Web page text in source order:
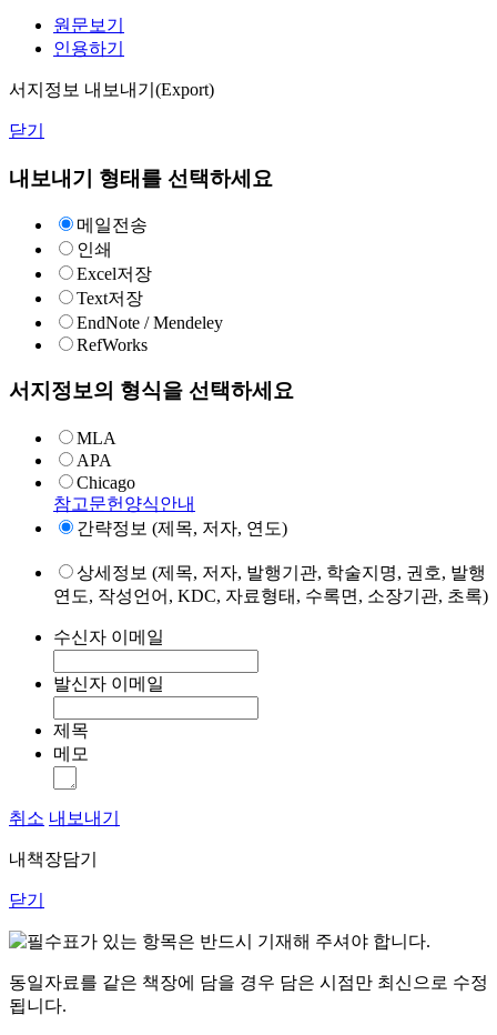
원문보기
인용하기
서지정보 내보내기(Export)
닫기
내보내기 형태를 선택하세요
메일전송
인쇄
Excel저장
Text저장
EndNote / Mendeley
RefWorks
서지정보의 형식을 선택하세요
MLA
APA
Chicago
참고문헌양식안내
간략정보 (제목, 저자, 연도)
상세정보 (제목, 저자, 발행기관, 학술지명, 권호, 발행
연도, 작성언어, KDC, 자료형태, 수록면, 소장기관, 초록)
수신자 이메일
발신자 이메일
제목
메모
취소 내보내기
내책장담기
닫기
표가 있는 항목은 반드시 기재해 주셔야 합니다.
동일자료를 같은 책장에 담을 경우 담은 시점만 최신으로 수정
됩니다.